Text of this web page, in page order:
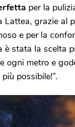
per la
Lattea, grazie al
e per la
è stata la scelta
ogni metro e
possibile!”.